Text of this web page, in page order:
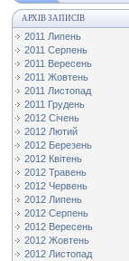
АРХІВ ЗАПИСІВ
2011 Липень
2011 Серпень
2011 Вересень
2011 Жовтень
2011 Листопад
2011 Грудень
2012 Січень
2012 Лютий
2012 Березень
2012 Квітень
2012 Травень
2012 Червень
2012 Липень
2012 Серпень
2012 Вересень
2012 Жовтень
2012 Листопад